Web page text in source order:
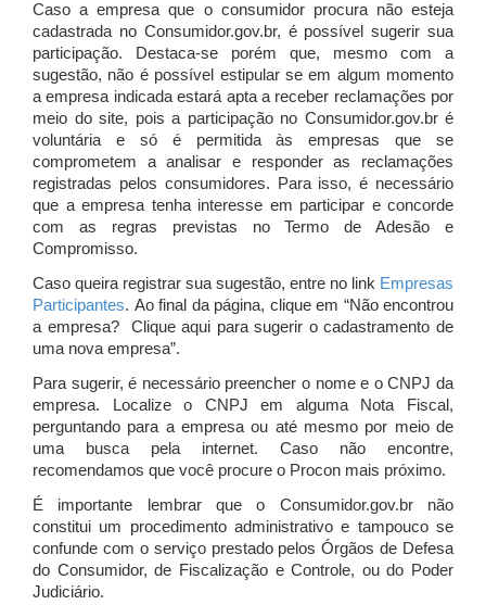
Caso a empresa que o consumidor procura não esteja
cadastrada no Consumidor.gov.br, é possível sugerir sua
participação. Destaca-se porém que, mesmo com a
sugestão, não é possível estipular se em algum momento
a empresa indicada estará apta a receber reclamações por
meio do site, pois a participação no Consumidor.gov.br é
voluntária e só é permitida às empresas que se
comprometem a analisar e responder as reclamações
registradas pelos consumidores. Para isso, é necessário
que a empresa tenha interesse em participar e concorde
com as regras previstas no Termo de Adesão e
Compromisso.
Caso queira registrar sua sugestão, entre no link Empresas
Participantes. Ao final da página, clique em “Não encontrou
a empresa? Clique aqui para sugerir o cadastramento de
uma nova empresa”.
Para sugerir, é necessário preencher o nome e o CNPJ da
empresa. Localize o CNPJ em alguma Nota Fiscal,
perguntando para a empresa ou até mesmo por meio de
uma busca pela internet. Caso não encontre,
recomendamos que você procure o Procon mais próximo.
É importante lembrar que o Consumidor.gov.br não
constitui um procedimento administrativo e tampouco se
confunde com o serviço prestado pelos Órgãos de Defesa
do Consumidor, de Fiscalização e Controle, ou do Poder
Judiciário.